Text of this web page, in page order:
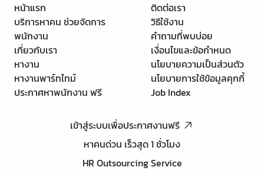
หน้าแรก
บริการหาคน ช่วยจัดการ
พนักงาน
เกี่ยวกับเรา
หางาน
หางานพาร์ทไทม์
ประกาศหาพนักงาน ฟรี
ติดต่อเรา
วิธีใช้งาน
คำถามที่พบบ่อย
เงื่อนไขและข้อกำหนด
นโยบายความเป็นส่วนตัว
นโยบายการใช้ข้อมูลคุกกี้
Job Index
เข้าสู่ระบบเพื่อประกาศงานฟรี
หาคนด่วน เร็วสุด 1 ชั่วโมง
HR Outsourcing Service